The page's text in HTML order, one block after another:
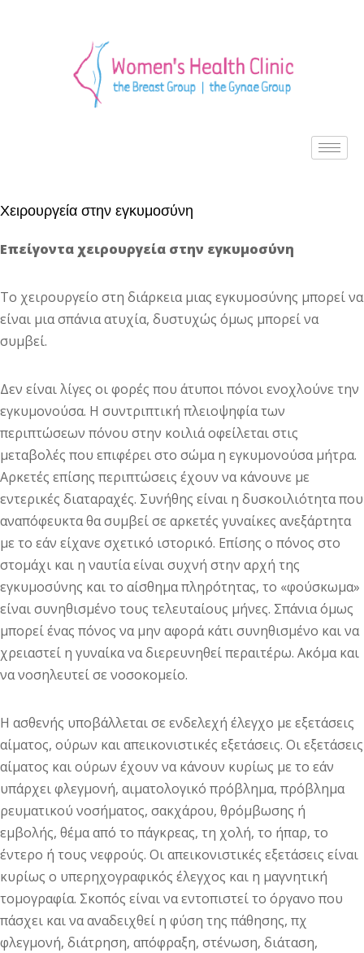
Χειρουργεία στην εγκυμοσύνη
Επείγοντα χειρουργεία στην εγκυμοσύνη
Το χειρουργείο στη διάρκεια μιας εγκυμοσύνης μπορεί να
είναι μια σπάνια ατυχία, δυστυχώς όμως μπορεί να
συμβεί.
Δεν είναι λίγες οι φορές που άτυποι πόνοι ενοχλούνε την
εγκυμονούσα. Η συντριπτική πλειοψηφία των
περιπτώσεων πόνου στην κοιλιά οφείλεται στις
μεταβολές που επιφέρει στο σώμα η εγκυμονούσα μήτρα.
Αρκετές επίσης περιπτώσεις έχουν να κάνουνε με
εντερικές διαταραχές. Συνήθης είναι η δυσκοιλιότητα που
αναπόφευκτα θα συμβεί σε αρκετές γυναίκες ανεξάρτητα
με το εάν είχανε σχετικό ιστορικό. Επίσης ο πόνος στο
στομάχι και η ναυτία είναι συχνή στην αρχή της
εγκυμοσύνης και το αίσθημα πληρότητας, το «φούσκωμα»
είναι συνηθισμένο τους τελευταίους μήνες. Σπάνια όμως
μπορεί ένας πόνος να μην αφορά κάτι συνηθισμένο και να
χρειαστεί η γυναίκα να διερευνηθεί περαιτέρω. Ακόμα και
να νοσηλευτεί σε νοσοκομείο.
Η ασθενής υποβάλλεται σε ενδελεχή έλεγχο με εξετάσεις
αίματος, ούρων και απεικονιστικές εξετάσεις. Οι εξετάσεις
αίματος και ούρων έχουν να κάνουν κυρίως με το εάν
υπάρχει φλεγμονή, αιματολογικό πρόβλημα, πρόβλημα
ρευματικού νοσήματος, σακχάρου, θρόμβωσης ή
εμβολής, θέμα από το πάγκρεας, τη χολή, το ήπαρ, το
έντερο ή τους νεφρούς. Οι απεικονιστικές εξετάσεις είναι
κυρίως ο υπερηχογραφικός έλεγχος και η μαγνητική
τομογραφία. Σκοπός είναι να εντοπιστεί το όργανο που
πάσχει και να αναδειχθεί η φύση της πάθησης, πχ
φλεγμονή, διάτρηση, απόφραξη, στένωση, διάταση,